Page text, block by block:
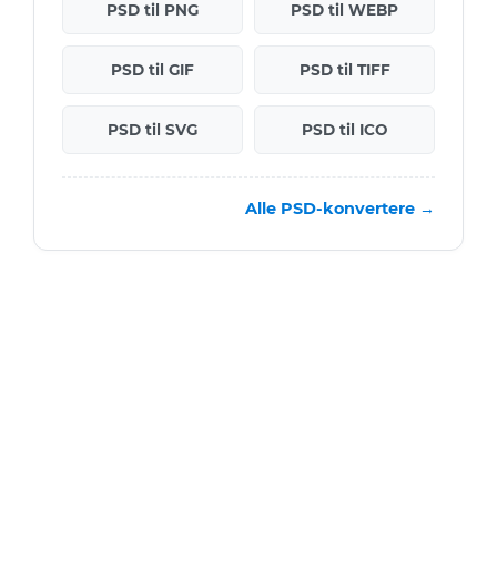
PSD til PNG PSD til WEBP
PSD til GIF PSD til TIFF
PSD til SVG PSD til ICO
Alle PSD-konvertere →